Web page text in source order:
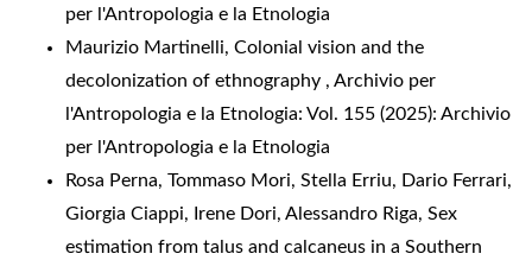
per l'Antropologia e la Etnologia
Maurizio Martinelli, Colonial vision and the
decolonization of ethnography , Archivio per
l'Antropologia e la Etnologia: Vol. 155 (2025): Archivio
per l'Antropologia e la Etnologia
Rosa Perna, Tommaso Mori, Stella Erriu, Dario Ferrari,
Giorgia Ciappi, Irene Dori, Alessandro Riga, Sex
estimation from talus and calcaneus in a Southern